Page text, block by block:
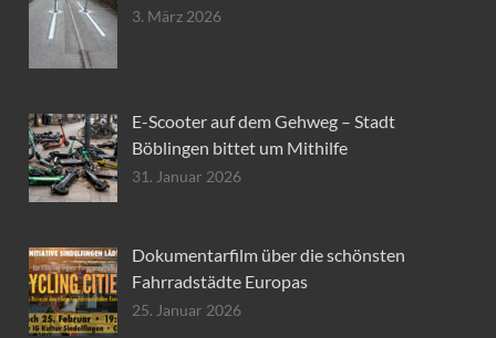
3. März 2026
E-Scooter auf dem Gehweg – Stadt
Böblingen bittet um Mithilfe
31. Januar 2026
Dokumentarfilm über die schönsten
Fahrradstädte Europas
25. Januar 2026